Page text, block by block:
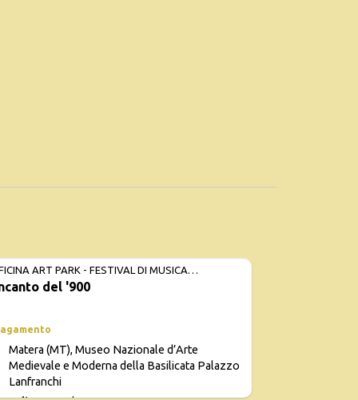
ART PARK - FESTIVAL DI MUSICA
E D’AUTORE
del '900
Matera (MT), Museo Nazionale d’Arte
Medievale e Moderna della Basilicata Palazzo
Lanfranchi